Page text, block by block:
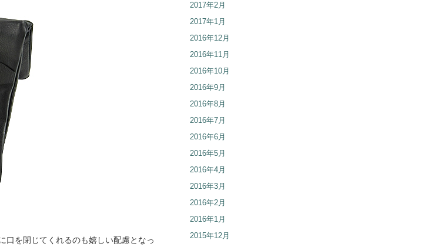
口を閉じてくれるのも嬉しい配慮となっ
2017年2月
2017年1月
2016年12月
2016年11月
2016年10月
2016年9月
2016年8月
2016年7月
2016年6月
2016年5月
2016年4月
2016年3月
2016年2月
2016年1月
2015年12月